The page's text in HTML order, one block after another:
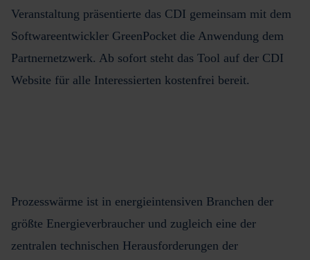
Veranstaltung präsentierte das CDI gemeinsam mit dem
Softwareentwickler GreenPocket die Anwendung dem
Partnernetzwerk. Ab sofort steht das Tool auf der CDI
Website für alle Interessierten kostenfrei bereit.
Prozesswärme ist in energieintensiven Branchen der
größte Energieverbraucher und zugleich eine der
zentralen technischen Herausforderungen der